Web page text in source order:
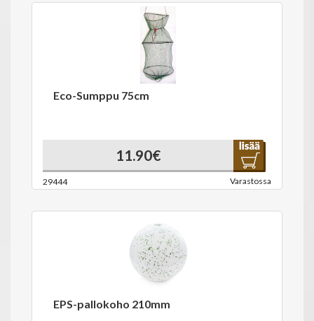
Eco-Sumppu 75cm
11.90€
29444 Varastossa
EPS-pallokoho 210mm